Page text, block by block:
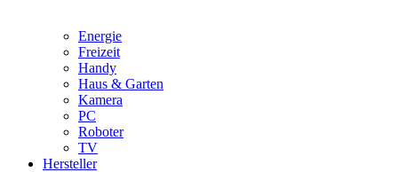
Energie
Freizeit
Handy
Haus & Garten
Kamera
PC
Roboter
TV
Hersteller